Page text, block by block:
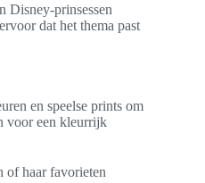
Disney-prinsessen
dat het thema past
en speelse prints om
voor een kleurrijk
of haar favorieten